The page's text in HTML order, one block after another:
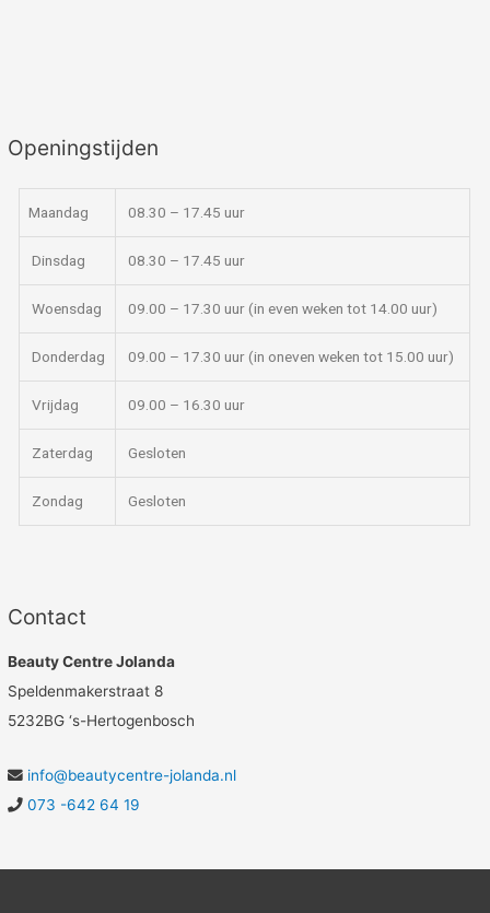
Openingstijden
Maandag 08.30 – 17.45 uur
Dinsdag 08.30 – 17.45 uur
Woensdag 09.00 – 17.30 uur (in even weken tot 14.00 uur)
Donderdag 09.00 – 17.30 uur (in oneven weken tot 15.00 uur)
Vrijdag 09.00 – 16.30 uur
Zaterdag Gesloten
Zondag Gesloten
Contact
Beauty Centre Jolanda
Speldenmakerstraat 8
5232BG ‘s-Hertogenbosch
info@beautycentre-jolanda.nl
073 -642 64 19